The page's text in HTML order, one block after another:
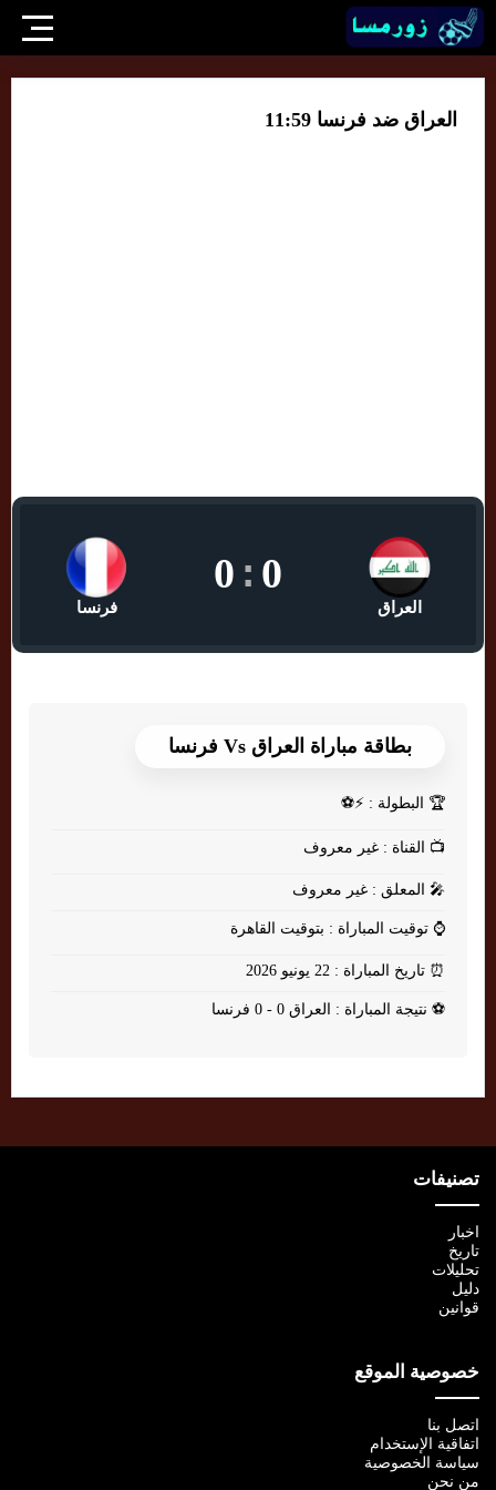
العراق ضد فرنسا 11:59
العراق
0
:
0
فرنسا
بطاقة مباراة العراق Vs فرنسا
🏆 البطولة : ⚡⚽
📺 القناة : غير معروف
🎤 المعلق : غير معروف
⌚ توقيت المباراة : بتوقيت القاهرة
⏰ تاريخ المباراة : 22 يونيو 2026
⚽ نتيجة المباراة : العراق 0 - 0 فرنسا
تصنيفات
اخبار
تاريخ
تحليلات
دليل
قوانين
خصوصية الموقع
اتصل بنا
اتفاقية الإستخدام
سياسة الخصوصية
من نحن